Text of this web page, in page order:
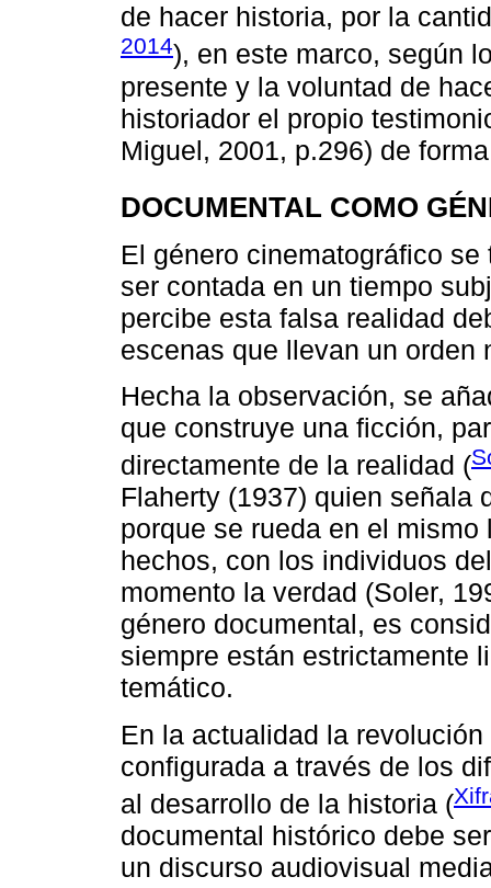
de hacer historia, por la
2014), en este marco, según
presente y la voluntad de
historiador el propio
Miguel, 2001, p.296) de
DOCUMENTAL COMO
El género cinematográfico
ser contada en un tiempo
percibe esta falsa realidad
escenas que llevan un orden
Hecha la observación, se
que construye una ficción,
directamente de la realidad (
Flaherty (1937) quien señala
porque se rueda en el
hechos, con los individuos
momento la verdad (Soler,
género documental, es
siempre están estrictamente
temático.
En la actualidad la
configurada a través de los
al desarrollo de la historia (
documental histórico debe
un discurso audiovisual